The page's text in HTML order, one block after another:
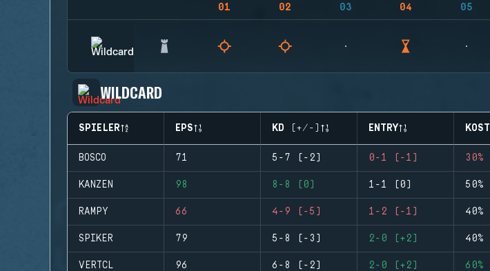
01 02 03 04 05
WILDCARD
SPIELER EPS KD (+/-) ENTRY KOST
BOSCO 71 5-7 (-2) 0-1 (-1) 30%
KANZEN 98 8-8 (0) 1-1 (0) 50%
RAMPY 66 4-9 (-5) 1-2 (-1) 40%
SPIKER 79 5-8 (-3) 2-0 (+2) 40%
VERTCL 96 6-8 (-2) 2-0 (+2) 60%